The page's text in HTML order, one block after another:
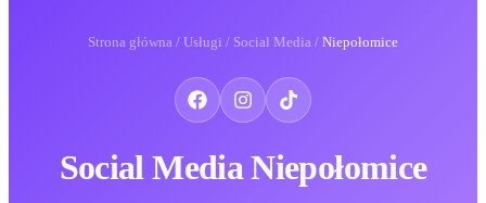
Strona główna / Usługi / Social Media / Niepołomice
Social MediaNiepołomice